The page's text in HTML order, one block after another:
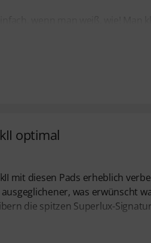
optimal
mit diesen Pads erheblich
was erwünscht
die spitzen Superlux-